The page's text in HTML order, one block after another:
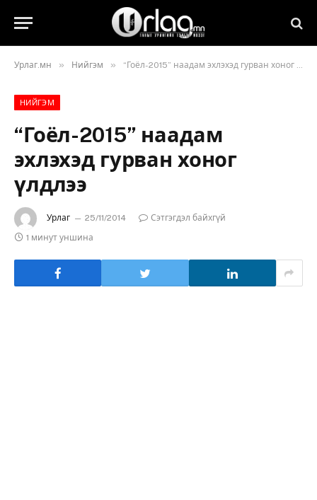
Урлаг.мн » Нийгэм » “Гоёл-2015” наадам эхлэхэд гурван хоног үлдлээ
НИЙГЭМ
“Гоёл-2015” наадам
эхлэхэд гурван хоног
үлдлээ
Урлаг 25/11/2014
Сэтгэгдэл байхгүй
1 минут уншина